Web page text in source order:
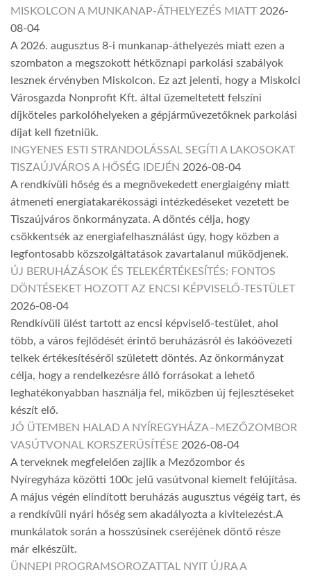
MISKOLCON A MUNKANAP-ÁTHELYEZÉS MIATT 2026-
08-04
A 2026. augusztus 8-i munkanap-áthelyezés miatt ezen a
szombaton a megszokott hétköznapi parkolási szabályok
lesznek érvényben Miskolcon. Ez azt jelenti, hogy a Miskolci
Városgazda Nonprofit Kft. által üzemeltetett felszíni
díjköteles parkolóhelyeken a gépjárművezetőknek parkolási
díjat kell fizetniük.
INGYENES ESTI STRANDOLÁSSAL SEGÍTI A LAKOSOKAT
TISZAÚJVÁROS A HŐSÉG IDEJÉN 2026-08-04
A rendkívüli hőség és a megnövekedett energiaigény miatt
átmeneti energiatakarékossági intézkedéseket vezetett be
Tiszaújváros önkormányzata. A döntés célja, hogy
csökkentsék az energiafelhasználást úgy, hogy közben a
legfontosabb közszolgáltatások zavartalanul működjenek.
ÚJ BERUHÁZÁSOK ÉS TELEKÉRTÉKESÍTÉS: FONTOS
DÖNTÉSEKET HOZOTT AZ ENCSI KÉPVISELŐ-TESTÜLET
2026-08-04
Rendkívüli ülést tartott az encsi képviselő-testület, ahol
több, a város fejlődését érintő beruházásról és lakóövezeti
telkek értékesítéséről született döntés. Az önkormányzat
célja, hogy a rendelkezésre álló forrásokat a lehető
leghatékonyabban használja fel, miközben új fejlesztéseket
készít elő.
JÓ ÜTEMBEN HALAD A NYÍREGYHÁZA–MEZŐZOMBOR
VASÚTVONAL KORSZERŰSÍTÉSE 2026-08-04
A terveknek megfelelően zajlik a Mezőzombor és
Nyíregyháza közötti 100c jelű vasútvonal kiemelt felújítása.
A május végén elindított beruházás augusztus végéig tart, és
a rendkívüli nyári hőség sem akadályozta a kivitelezést.A
munkálatok során a hosszúsínek cseréjének döntő része
már elkészült.
ÜNNEPI PROGRAMSOROZATTAL NYIT ÚJRA A